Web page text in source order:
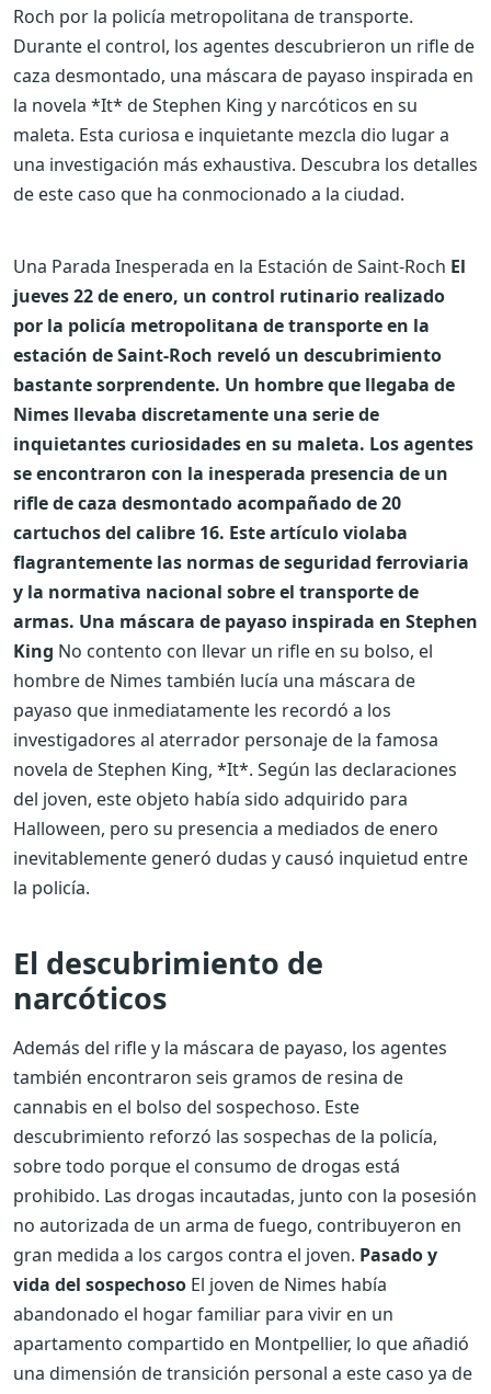
Roch por la policía metropolitana de transporte.
Durante el control, los agentes descubrieron un rifle de
caza desmontado, una máscara de payaso inspirada en
la novela *It* de Stephen King y narcóticos en su
maleta. Esta curiosa e inquietante mezcla dio lugar a
una investigación más exhaustiva. Descubra los detalles
de este caso que ha conmocionado a la ciudad.
Una Parada Inesperada en la Estación de Saint-Roch El
jueves 22 de enero, un control rutinario realizado
por la policía metropolitana de transporte en la
estación de Saint-Roch reveló un descubrimiento
bastante sorprendente. Un hombre que llegaba de
Nimes llevaba discretamente una serie de
inquietantes curiosidades en su maleta. Los agentes
se encontraron con la inesperada presencia de un
rifle de caza desmontado acompañado de 20
cartuchos del calibre 16. Este artículo violaba
flagrantemente las normas de seguridad ferroviaria
y la normativa nacional sobre el transporte de
armas. Una máscara de payaso inspirada en Stephen
King No contento con llevar un rifle en su bolso, el
hombre de Nimes también lucía una máscara de
payaso que inmediatamente les recordó a los
investigadores al aterrador personaje de la famosa
novela de Stephen King, *It*. Según las declaraciones
del joven, este objeto había sido adquirido para
Halloween, pero su presencia a mediados de enero
inevitablemente generó dudas y causó inquietud entre
la policía.
El descubrimiento de
narcóticos
Además del rifle y la máscara de payaso, los agentes
también encontraron seis gramos de resina de
cannabis en el bolso del sospechoso. Este
descubrimiento reforzó las sospechas de la policía,
sobre todo porque el consumo de drogas está
prohibido. Las drogas incautadas, junto con la posesión
no autorizada de un arma de fuego, contribuyeron en
gran medida a los cargos contra el joven. Pasado y
vida del sospechoso El joven de Nimes había
abandonado el hogar familiar para vivir en un
apartamento compartido en Montpellier, lo que añadió
una dimensión de transición personal a este caso ya de